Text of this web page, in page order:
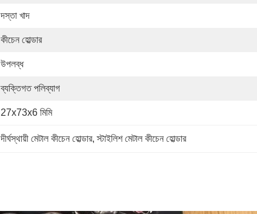
দস্তা খাদ
কীচেন হোল্ডার
উপলব্ধ
ব্যক্তিগত পলিব্যাগ
27x73x6 মিমি
দীর্ঘস্থায়ী মেটাল কীচেন হোল্ডার, স্টাইলিশ মেটাল কীচেন হোল্ডার